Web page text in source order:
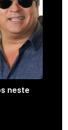
neste